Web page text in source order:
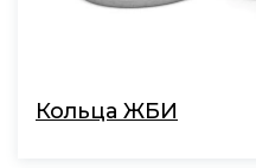
Кольца ЖБИ